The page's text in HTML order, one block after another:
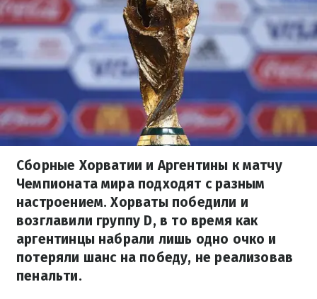
Сборные Хорватии и Аргентины к матчу
Чемпионата мира подходят с разным
настроением. Хорваты победили и
возглавили группу D, в то время как
аргентинцы набрали лишь одно очко и
потеряли шанс на победу, не реализовав
пенальти.